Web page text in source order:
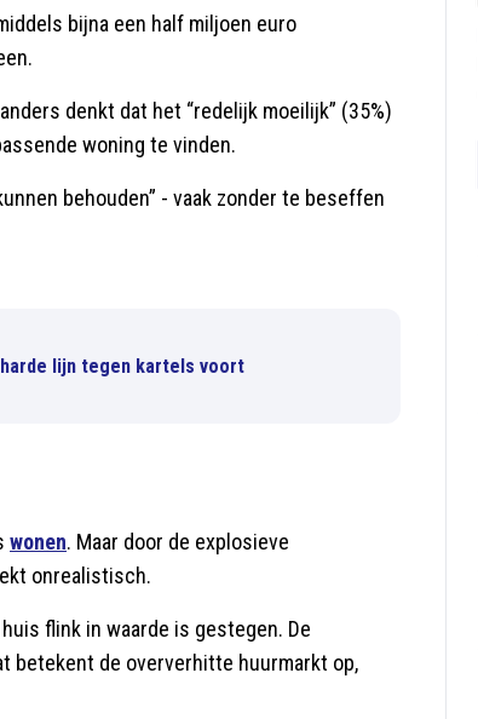
bijna een half miljoen euro
denkt dat het “redelijk moeilijk” (35%)
woning te vinden.
behouden” - vaak zonder te beseffen
lijn tegen kartels voort
wonen. Maar door de explosieve
onrealistisch.
flink in waarde is gestegen. De
betekent de oververhitte huurmarkt op,